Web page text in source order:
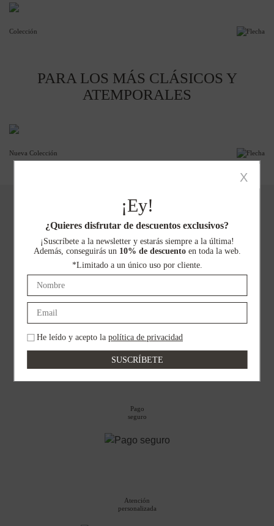
Colección
PARA LOS MÁS CLÁSICOS Y
ATEMPORALES
Nueva Colección
Envíos gratuitos
gratuitas
Pago
seguro
Atención
personalizada
X
¡Ey!
¿Quieres disfrutar de descuentos exclusivos?
¡Suscríbete a la newsletter y estarás siempre a la última!
Además, conseguirás un 10% de descuentoen toda la web.
*Limitado a un único uso por cliente.
He leído y acepto la política de privacidad